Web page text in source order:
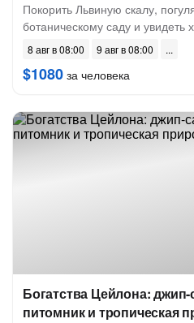
Покорить Львиную скалу,
ботаническому саду и
8 авг в 08:00 9 авг в 08:00
$1080 за человека
Богатства Цейлона:
питомник и тропическая